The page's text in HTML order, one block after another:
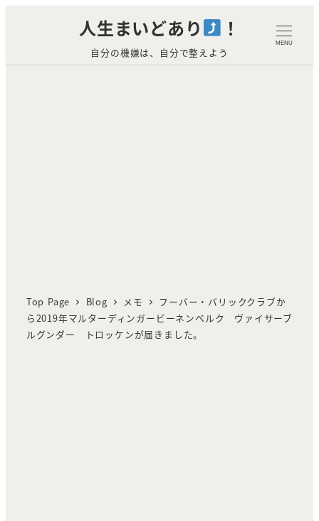
人生まいどあり ！
自分の機嫌は、自分で整えよう
MENU
Top Page Blog メモ
フーバー・バリッククラブか
ら2019年マルターディンガービーネンベルク ヴァイサーブ
ルグンダー トロッケンが届きました。